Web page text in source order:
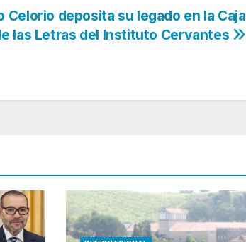
Celorio deposita su legado en la Caja
las Letras del Instituto Cervantes